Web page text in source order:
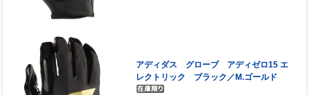
アディダス グローブ アディゼロ15 エ
レクトリック ブラック／M.ゴールド